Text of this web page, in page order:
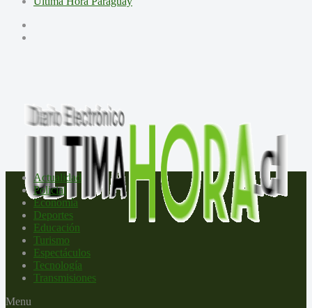
Actualidad
Policial
Economía
Deportes
Educación
Turismo
Espectáculos
Tecnología
Transmisiones
Menu